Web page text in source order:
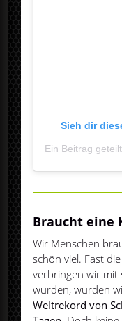
Sieh dir
Braucht eine
Wir Menschen
schön viel. Fast
verbringen wir mit
würden, würden
Weltrekord von